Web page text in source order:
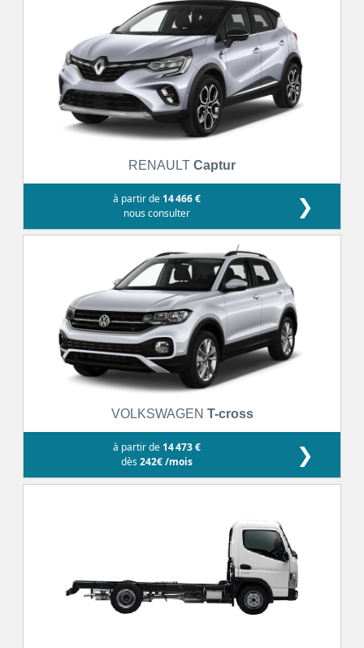
RENAULT Captur
à partir de 14 466 €
nous consulter
❯
VOLKSWAGEN T-cross
à partir de 14 473 €
dès242€ /mois ❯